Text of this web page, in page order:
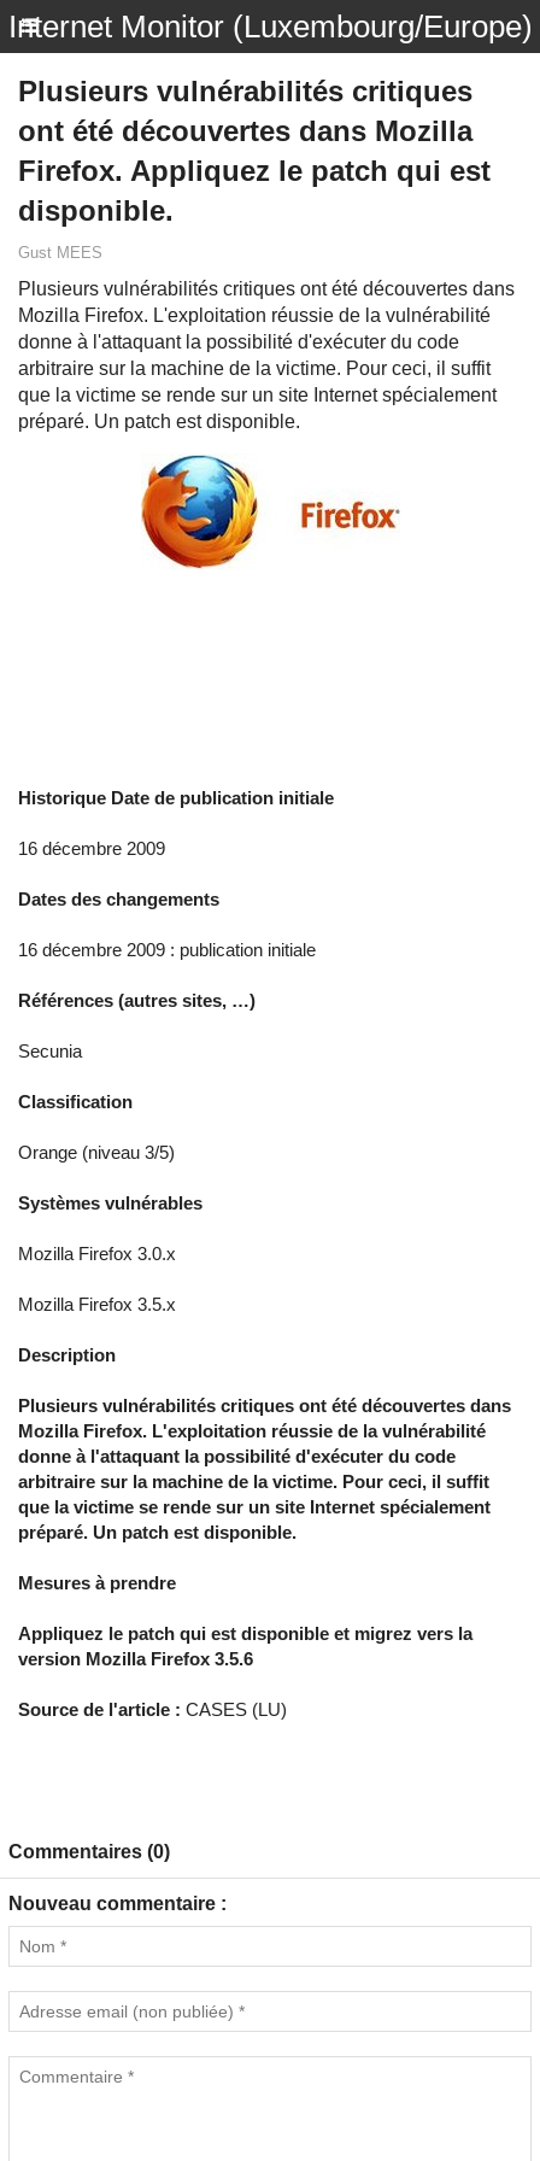
Internet Monitor (Luxembourg/Europe)
Plusieurs vulnérabilités critiques
ont été découvertes dans Mozilla
Firefox. Appliquez le patch qui est
disponible.
Gust MEES
Plusieurs vulnérabilités critiques ont été découvertes dans
Mozilla Firefox. L'exploitation réussie de la vulnérabilité
donne à l'attaquant la possibilité d'exécuter du code
arbitraire sur la machine de la victime. Pour ceci, il suffit
que la victime se rende sur un site Internet spécialement
préparé. Un patch est disponible.
Historique Date de publication initiale
16 décembre 2009
Dates des changements
16 décembre 2009 : publication initiale
Références (autres sites, …)
Secunia
Classification
Orange (niveau 3/5)
Systèmes vulnérables
Mozilla Firefox 3.0.x
Mozilla Firefox 3.5.x
Description
Plusieurs vulnérabilités critiques ont été découvertes dans
Mozilla Firefox. L'exploitation réussie de la vulnérabilité
donne à l'attaquant la possibilité d'exécuter du code
arbitraire sur la machine de la victime. Pour ceci, il suffit
que la victime se rende sur un site Internet spécialement
préparé. Un patch est disponible.
Mesures à prendre
Appliquez le patch qui est disponible et migrez vers la
version Mozilla Firefox 3.5.6
Source de l'article : CASES (LU)
Commentaires (0)
Nouveau commentaire :